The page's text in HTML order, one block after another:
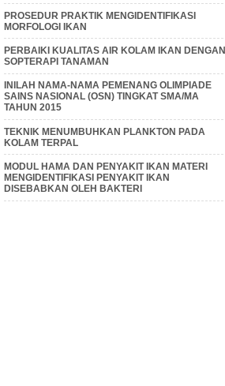
PROSEDUR PRAKTIK MENGIDENTIFIKASI
MORFOLOGI IKAN
PERBAIKI KUALITAS AIR KOLAM IKAN DENGAN
SOPTERAPI TANAMAN
INILAH NAMA-NAMA PEMENANG OLIMPIADE
SAINS NASIONAL (OSN) TINGKAT SMA/MA
TAHUN 2015
TEKNIK MENUMBUHKAN PLANKTON PADA
KOLAM TERPAL
MODUL HAMA DAN PENYAKIT IKAN MATERI
MENGIDENTIFIKASI PENYAKIT IKAN
DISEBABKAN OLEH BAKTERI